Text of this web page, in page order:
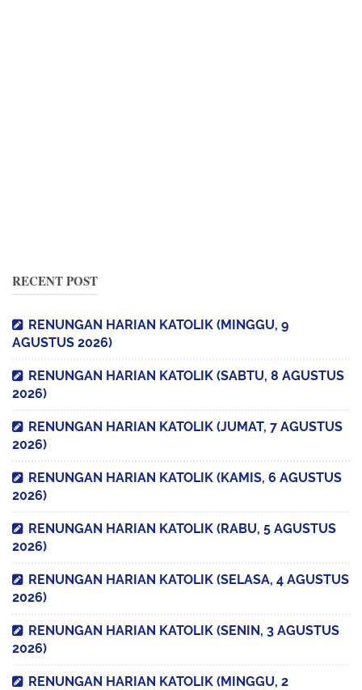
RECENT POST
RENUNGAN HARIAN KATOLIK (MINGGU, 9
AGUSTUS 2026)
RENUNGAN HARIAN KATOLIK (SABTU, 8 AGUSTUS
2026)
RENUNGAN HARIAN KATOLIK (JUMAT, 7 AGUSTUS
2026)
RENUNGAN HARIAN KATOLIK (KAMIS, 6 AGUSTUS
2026)
RENUNGAN HARIAN KATOLIK (RABU, 5 AGUSTUS
2026)
RENUNGAN HARIAN KATOLIK (SELASA, 4 AGUSTUS
2026)
RENUNGAN HARIAN KATOLIK (SENIN, 3 AGUSTUS
2026)
RENUNGAN HARIAN KATOLIK (MINGGU, 2